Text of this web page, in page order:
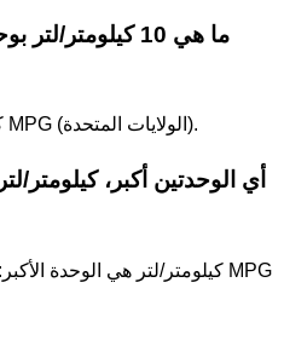
ما هي 10 كيلومتر/
10 كم/ل = 23.5214583295 MPG (الولايات المتحدة).
أي الوحدتين أكبر، كيلومتر/